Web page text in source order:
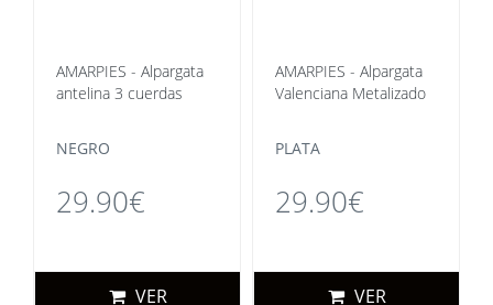
AMARPIES - Alpargata
antelina 3 cuerdas
NEGRO
29.90€
VER
AMARPIES - Alpargata
Valenciana Metalizado
PLATA
29.90€
VER